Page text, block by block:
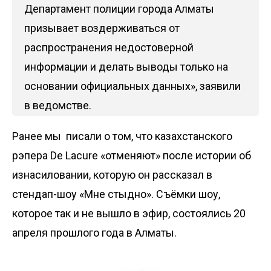
Департамент полиции города Алматы
призывает воздерживаться от
распространения недостоверной
информации и делать выводы только на
основании официальных данных», заявили
в ведомстве.
Ранее мы писали о том, что казахстанского
рэпера De Lacure «отменяют» после истории об
изнасиловании, которую он рассказал в
стендап-шоу «Мне стыдно». Съёмки шоу,
которое так и не вышло в эфир, состоялись 20
апреля прошлого года в Алматы.